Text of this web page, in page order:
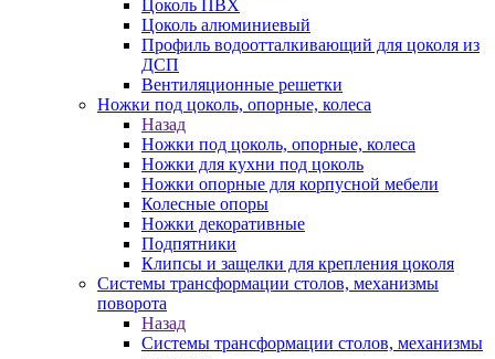
Цоколь ПВХ
Цоколь алюминиевый
Профиль водоотталкивающий для цоколя из
ДСП
Вентиляционные решетки
Ножки под цоколь, опорные, колеса
Назад
Ножки под цоколь, опорные, колеса
Ножки для кухни под цоколь
Ножки опорные для корпусной мебели
Колесные опоры
Ножки декоративные
Подпятники
Клипсы и защелки для крепления цоколя
Системы трансформации столов, механизмы
поворота
Назад
Системы трансформации столов, механизмы